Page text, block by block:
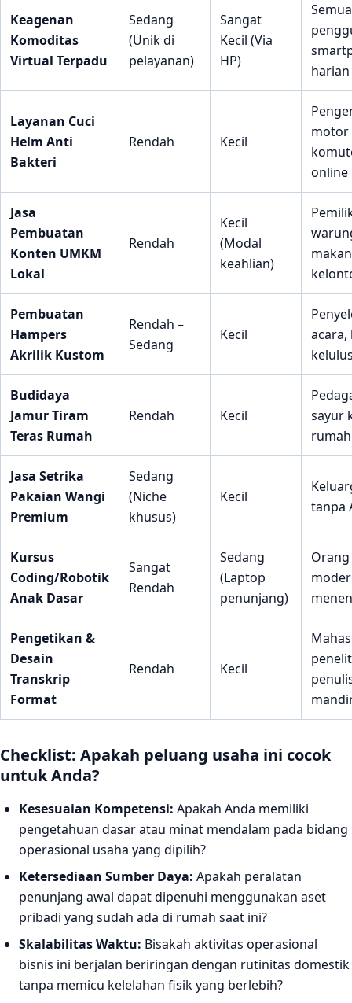
Keagenan
Komoditas
Virtual Terpadu
Sedang
(Unik di
pelayanan)
Sangat
Kecil (Via
HP)
Semua
harian
Layanan Cuci
Helm Anti
Bakteri
Rendah Kecil
motor
online
Jasa
Pembuatan
Konten UMKM
Lokal
Rendah
Kecil
(Modal
keahlian)
Pembuatan
Hampers
Akrilik Kustom
Rendah –
Sedang
Kecil
acara,
Budidaya
Jamur Tiram
Teras Rumah
Rendah Kecil
sayur
Jasa Setrika
Pakaian Wangi
Premium
Sedang
(Niche
khusus)
Kecil
tanpa
Kursus
Coding/Robotik
Anak Dasar
Sangat
Rendah
Sedang
(Laptop
penunjang)
Pengetikan &
Desain
Transkrip
Format
Rendah Kecil
Checklist: Apakah peluang usaha ini cocok
untuk Anda?
Kesesuaian Kompetensi: Apakah Anda memiliki
pengetahuan dasar atau minat mendalam pada bidang
operasional usaha yang dipilih?
Ketersediaan Sumber Daya: Apakah peralatan
penunjang awal dapat dipenuhi menggunakan aset
pribadi yang sudah ada di rumah saat ini?
Skalabilitas Waktu: Bisakah aktivitas operasional
bisnis ini berjalan beriringan dengan rutinitas domestik
tanpa memicu kelelahan fisik yang berlebih?